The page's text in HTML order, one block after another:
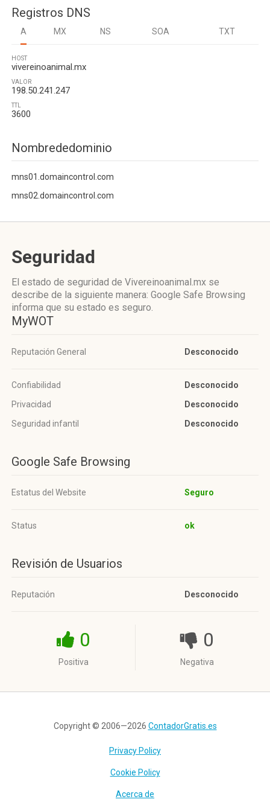
Registros DNS
A MX NS SOA TXT
HOST
vivereinoanimal.mx
VALOR
198.50.241.247
TTL
3600
Nombrededominio
mns01.domaincontrol.com
mns02.domaincontrol.com
Seguridad
El estado de seguridad de Vivereinoanimal.mx se
describe de la siguiente manera: Google Safe Browsing
informa que su estado es seguro.
MyWOT
Reputación General Desconocido
Confiabilidad
Desconocido
Privacidad
Desconocido
Seguridad infantil
Desconocido
Google Safe Browsing
Estatus del Website Seguro
Status ok
Revisión de Usuarios
Reputación Desconocido
0
Positiva
0
Negativa
Copyright © 2006—2026 ContadorGratis.es
Privacy Policy
Cookie Policy
Acerca de